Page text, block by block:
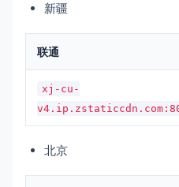
新疆
联通
xj-cu-
北京